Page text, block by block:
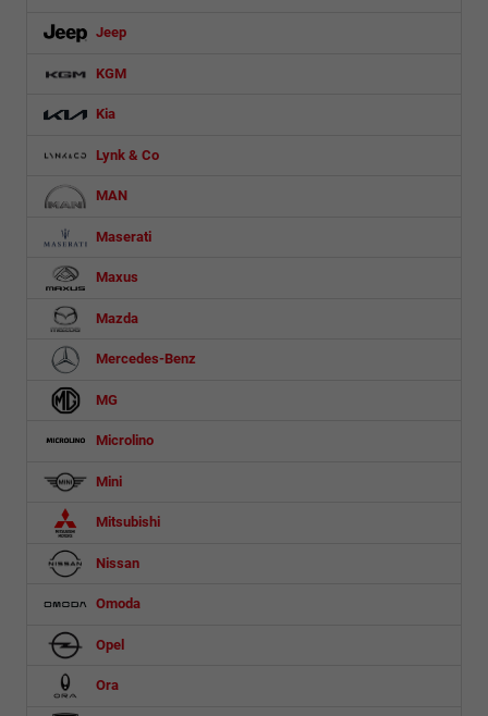
Jeep
KGM
Kia
Lynk & Co
MAN
Maserati
Maxus
Mazda
Mercedes-Benz
MG
Microlino
Mini
Mitsubishi
Nissan
Omoda
Opel
Ora